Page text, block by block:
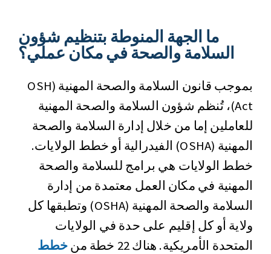
ما الجهة المنوطة بتنظيم شؤون
السلامة والصحة في مكان عملي؟
بموجب قانون السلامة والصحة المهنية (OSH
Act)، تُنظم شؤون السلامة والصحة المهنية
للعاملين إما من خلال إدارة السلامة والصحة
المهنية (OSHA) الفيدرالية أو خطط الولايات.
خطط الولايات هي برامج للسلامة والصحة
المهنية في مكان العمل معتمدة من إدارة
السلامة والصحة المهنية (OSHA) وتطبقها كل
ولاية أو كل إقليم على حدة في الولايات
المتحدة الأمريكية. هناك 22 خطة من
خطط